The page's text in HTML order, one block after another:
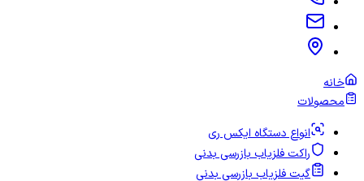
خانه
محصولات
انواع دستگاه ایکس ری
راکت فلزیاب بازرسی بدنی
گیت فلزیاب بازرسی بدنی